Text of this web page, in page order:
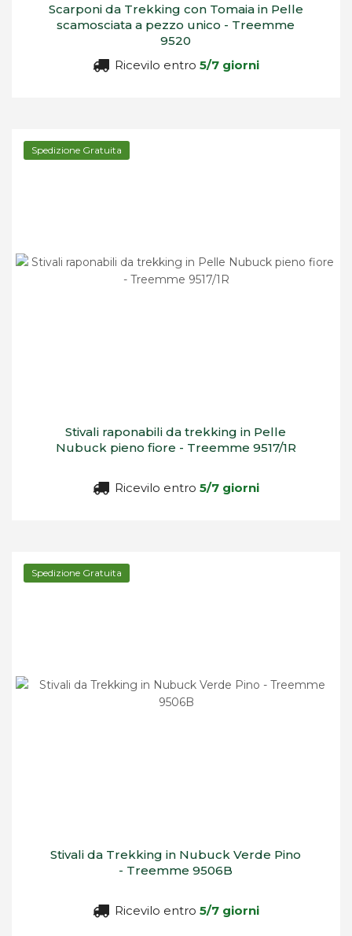
Scarponi da Trekking con Tomaia in Pelle
scamosciata a pezzo unico - Treemme
9520
Ricevilo entro 5/7 giorni
Spedizione Gratuita
Stivali raponabili da trekking in Pelle
Nubuck pieno fiore - Treemme 9517/1R
Ricevilo entro 5/7 giorni
Spedizione Gratuita
Stivali da Trekking in Nubuck Verde Pino
- Treemme 9506B
Ricevilo entro 5/7 giorni